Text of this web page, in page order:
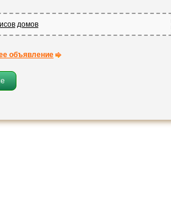
домов
объявление